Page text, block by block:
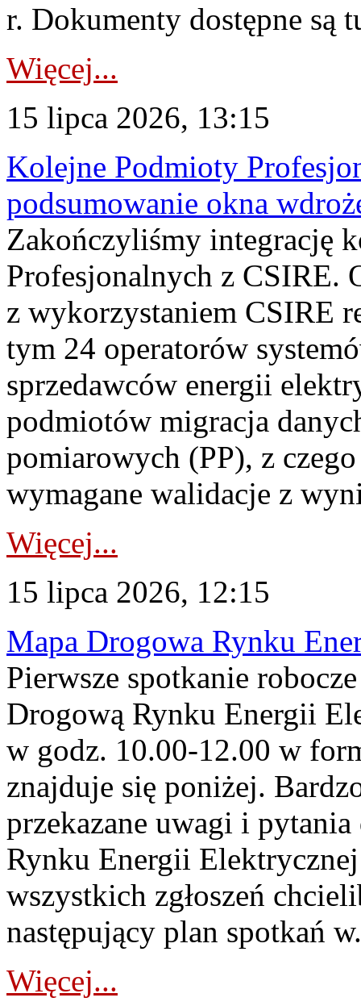
r. Dokumenty dostępne są
Więcej...
15 lipca 2026, 13:15
Kolejne Podmioty
podsumowanie okna
Zakończyliśmy integrację
Profesjonalnych z CSIRE.
z wykorzystaniem CSIRE
tym 24 operatorów
sprzedawców energii
podmiotów migracja
pomiarowych (PP), z
wymagane walidacje z
Więcej...
15 lipca 2026, 12:15
Mapa Drogowa Rynku
Pierwsze spotkanie
Drogową Rynku Energii
w godz. 10.00-12.00 w
znajduje się poniżej.
przekazane uwagi i
Rynku Energii
wszystkich zgłoszeń
następujący plan spotkań
Więcej...